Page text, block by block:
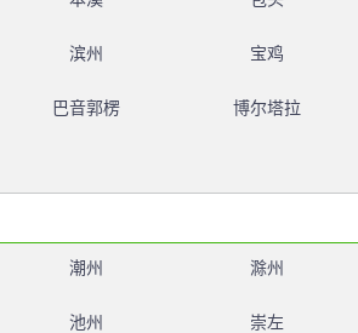
滨州 宝鸡
巴音郭楞 博尔塔拉
潮州 滁州
池州 崇左